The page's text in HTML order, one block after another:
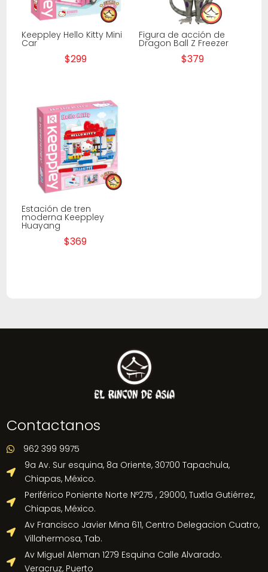
Keeppley Hello Kitty Mini
Car
$299
Figura de acción de
Dragon Ball Z Freezer
$379
Estación de tren
moderna Keeppley
Huayang
$369
Contactanos
 962 399 9975

9a Av. Sur esquina, 8a Oriente, 30700 Tapachula,
Chiapas, México.

Periférico Poniente Norte Nº275 , 29000, Tuxtla Gutiérrez,
Chiapas, México.

Av Francisco Javier Mina 611, Centro Delegacion Cuatro,
Villahermosa, Tab.

Av Miguel Aleman 1279 Esquina Calle Alvarado.
Veracruz, Puerto